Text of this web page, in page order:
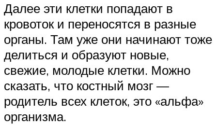
Далее эти клетки попадают в
кровоток и переносятся в разные
органы. Там уже они начинают тоже
делиться и образуют новые,
свежие, молодые клетки. Можно
сказать, что костный мозг —
родитель всех клеток, это «альфа»
организма.